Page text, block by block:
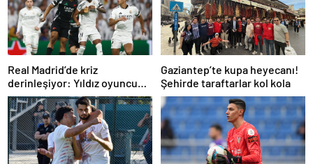
Real Madrid’de kriz
derinleşiyor: Yıldız oyuncu
takıma dönmek istemiyor
Gaziantep’te kupa heyecanı!
Şehirde taraftarlar kol kola